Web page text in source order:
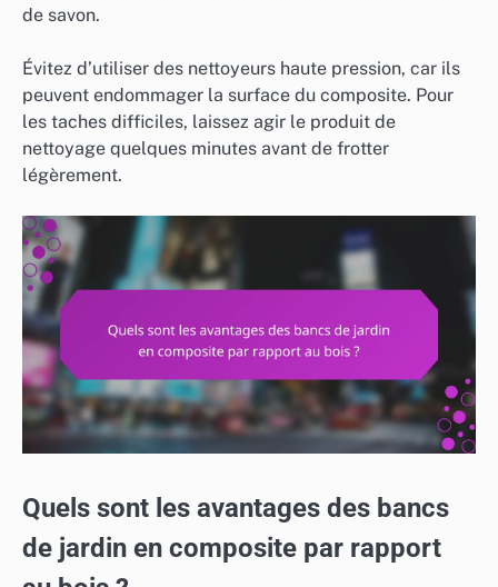
de savon.
Évitez d’utiliser des nettoyeurs haute pression, car ils
peuvent endommager la surface du composite. Pour
les taches difficiles, laissez agir le produit de
nettoyage quelques minutes avant de frotter
légèrement.
Quels sont les avantages des bancs
de jardin en composite par rapport